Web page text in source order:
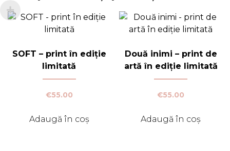
SOFT – print în ediție
limitată
€55.00
Adaugă în coș
Două inimi – print de
artă în ediție limitată
€55.00
Adaugă în coș